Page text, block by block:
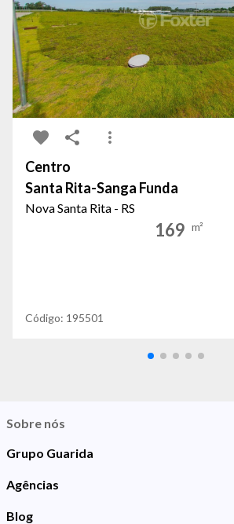
Centro
Santa Rita-Sanga Funda
Nova Santa Rita - RS
169 m²
Código: 195501
Sobre nós
Grupo Guarida
Agências
Blog